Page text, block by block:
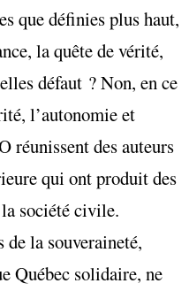
que définies plus haut,
la quête de vérité,
défaut ? Non, en ce
l’autonomie et
réunissent des auteurs
qui ont produit des
société civile.
de la souveraineté,
Québec solidaire, ne